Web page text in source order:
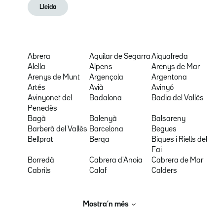
Lleida
Abrera Aguilar de Segarra Aiguafreda
Alella
Alpens
Arenys de Mar
Arenys de Munt
Argençola
Argentona
Artés
Avià
Avinyó
Avinyonet del
Penedès
Badalona Badia del Vallès
Bagà Balenyà
Balsareny
Barberà del Vallès Barcelona
Begues
Bellprat
Berga
Bigues i Riells del
Fai
Borredà
Cabrera d'Anoia
Cabrera de Mar
Cabrils
Calaf Calders
Mostra’n més